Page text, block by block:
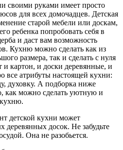
своими руками имеет просто
для всех домочадцев. Детская
старой мебели или доскам,
ребенка попробовать себя в
и даст вам возможность
Кухню можно сделать как из
размера, так и сделать с нуля
и картон, и доски деревянные, и
все атрибуты настоящей кухни:
духовку. А подборка ниже
как можно сделать уютную и
детской кухни может
деревянных досок. Не забудьте
Она не разобьется.